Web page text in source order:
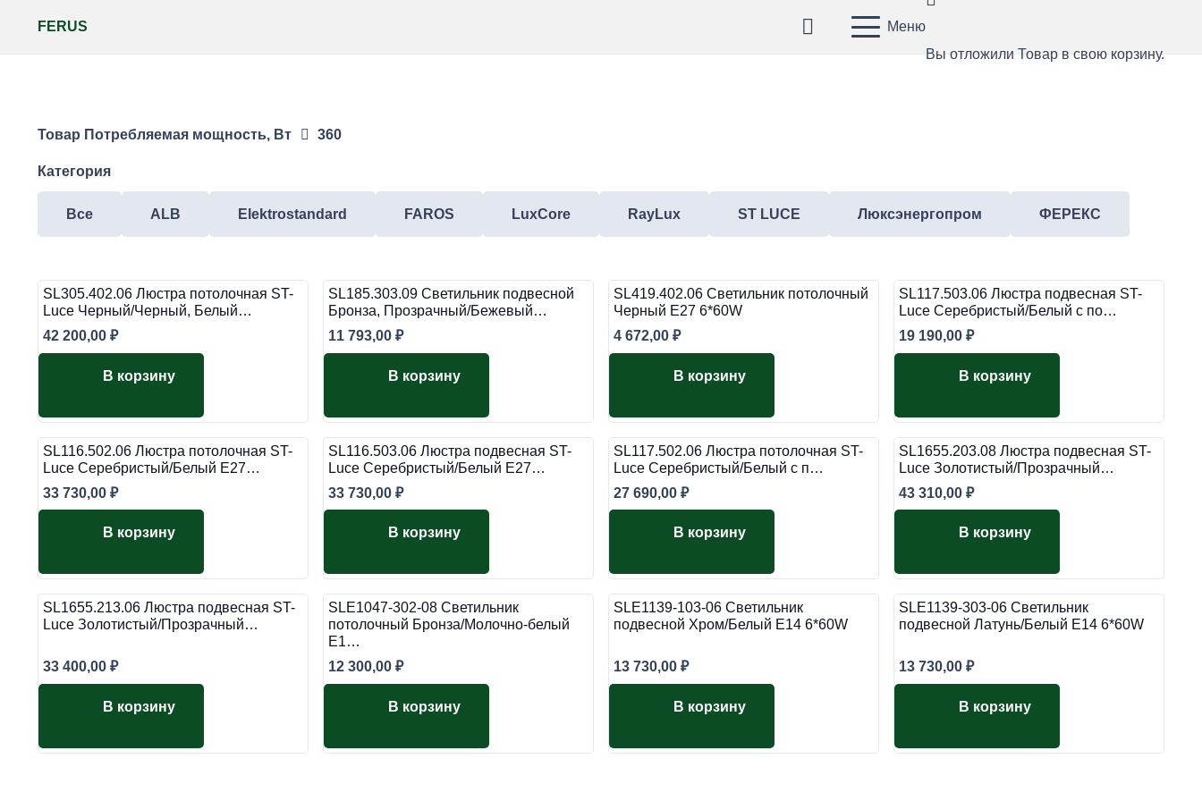
FERUS
Меню
Вы отложили Товар в свою корзину.
Товар Потребляемая мощность, Вт 360
Категория
Все ALB Elektrostandard FAROS LuxCore RayLux ST LUCE Люксэнергопром ФЕРЕКС
SL305.402.06 Люстра потолочная ST-
Luce Черный/Черный, Белый…
42 200,00 ₽
В корзину
SL185.303.09 Светильник подвесной
Бронза, Прозрачный/Бежевый…
11 793,00 ₽
В корзину
SL419.402.06 Светильник потолочный
Черный E27 6*60W
4 672,00 ₽
В корзину
SL117.503.06 Люстра подвесная ST-
Luce Серебристый/Белый с по…
19 190,00 ₽
В корзину
SL116.502.06 Люстра потолочная ST-
Luce Серебристый/Белый E27…
33 730,00 ₽
В корзину
SL116.503.06 Люстра подвесная ST-
Luce Серебристый/Белый E27…
33 730,00 ₽
В корзину
SL117.502.06 Люстра потолочная ST-
Luce Серебристый/Белый с п…
27 690,00 ₽
В корзину
SL1655.203.08 Люстра подвесная ST-
Luce Золотистый/Прозрачный…
43 310,00 ₽
В корзину
SL1655.213.06 Люстра подвесная ST-
Luce Золотистый/Прозрачный…
33 400,00 ₽
В корзину
SLE1047-302-08 Светильник
потолочный Бронза/Молочно-белый
E1…
12 300,00 ₽
В корзину
SLE1139-103-06 Светильник
подвесной Хром/Белый E14 6*60W
13 730,00 ₽
В корзину
SLE1139-303-06 Светильник
подвесной Латунь/Белый E14 6*60W
13 730,00 ₽
В корзину